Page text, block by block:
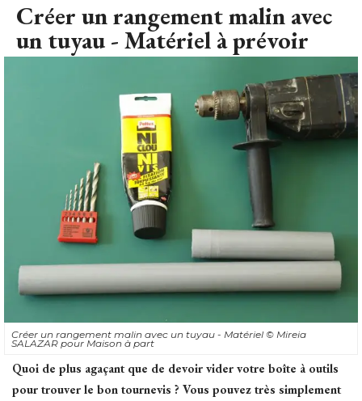
Créer un rangement malin avec un tuyau - Matériel© Mireia
SALAZAR pour Maison à part
Quoi de plus agaçant que de devoir vider votre boîte à outils
ranger vos tournevis, tout en les gardant faciles d'accès.
Un morceau de tuyau en PVC de 4-5 cm de diamètre (ici,